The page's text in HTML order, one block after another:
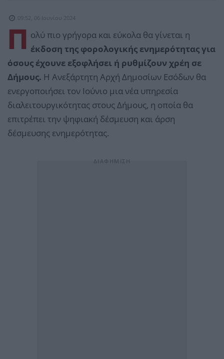
09:52, 06 Ιουνίου 2024
Π
ολύ πιο γρήγορα και εύκολα θα γίνεται η
έκδοση της φορολογικής ενημερότητας για
όσους έχουνε εξοφλήσει ή ρυθμίζουν χρέη σε
Δήμους. Η Ανεξάρτητη Αρχή Δημοσίων Εσόδων θα
ενεργοποιήσει τον Ιούνιο μια νέα υπηρεσία
διαλειτουργικότητας στους Δήμους, η οποία θα
επιτρέπει την ψηφιακή δέσμευση και άρση
δέσμευσης ενημερότητας.